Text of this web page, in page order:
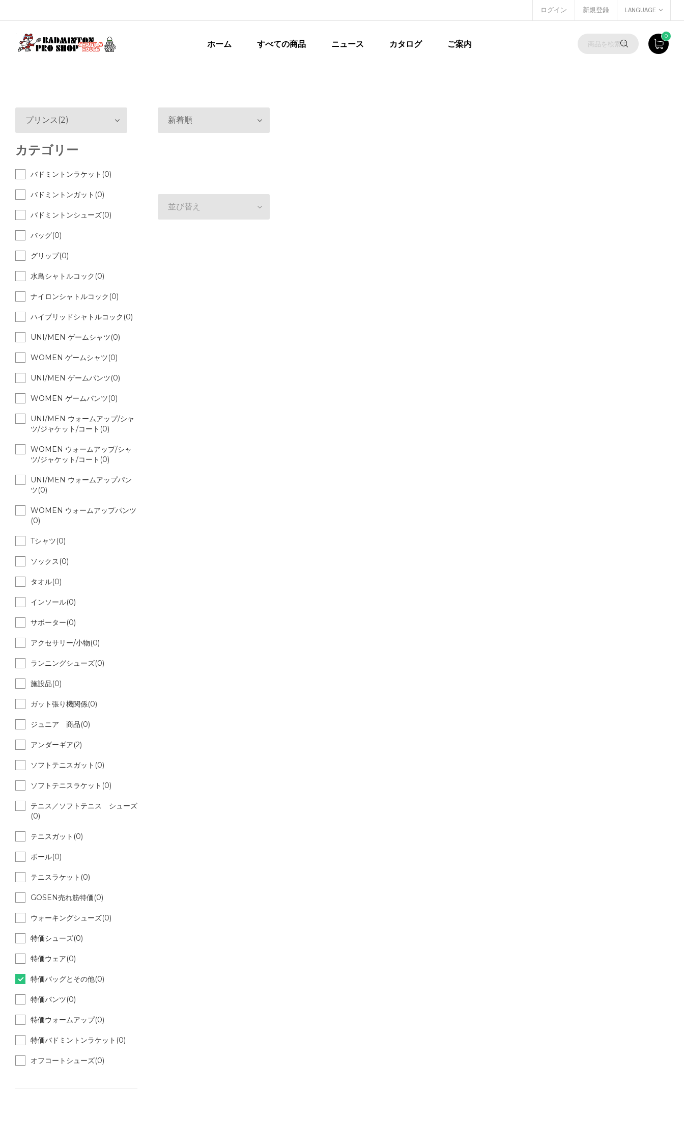
ログイン 新規登録 LANGUAGE
ホーム すべての商品 ニュース カタログ ご案内
0
新着順
並び替え
プリンス(2)
カテゴリー
バドミントンラケット(0)
バドミントンガット(0)
バドミントンシューズ(0)
バッグ(0)
グリップ(0)
水鳥シャトルコック(0)
ナイロンシャトルコック(0)
ハイブリッドシャトルコック(0)
UNI/MEN ゲームシャツ(0)
WOMEN ゲームシャツ(0)
UNI/MEN ゲームパンツ(0)
WOMEN ゲームパンツ(0)
UNI/MEN ウォームアップ/シャ
ツ/ジャケット/コート(0)
WOMEN ウォームアップ/シャ
ツ/ジャケット/コート(0)
UNI/MEN ウォームアップパン
ツ(0)
WOMEN ウォームアップパンツ
(0)
Tシャツ(0)
ソックス(0)
タオル(0)
インソール(0)
サポーター(0)
アクセサリー/小物(0)
ランニングシューズ(0)
施設品(0)
ガット張り機関係(0)
ジュニア 商品(0)
アンダーギア(2)
ソフトテニスガット(0)
ソフトテニスラケット(0)
テニス／ソフトテニス シューズ
(0)
テニスガット(0)
ボール(0)
テニスラケット(0)
GOSEN売れ筋特価(0)
ウォーキングシューズ(0)
特価シューズ(0)
特価ウェア(0)
特価バッグとその他(0)
特価パンツ(0)
特価ウォームアップ(0)
特価バドミントンラケット(0)
オフコートシューズ(0)